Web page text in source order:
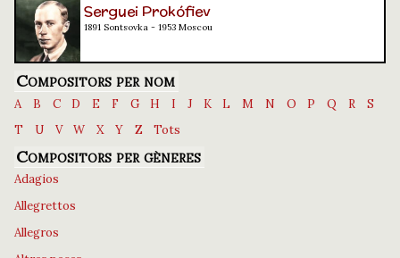
Serguei Prokófiev
1891 Sontsovka - 1953 Moscou
Compositors per nom
A B C D E F G H I J K L M N O P Q R
S
T
U V W X Y Z Tots
Compositors per gèneres
Adagios
Allegrettos
Allegros